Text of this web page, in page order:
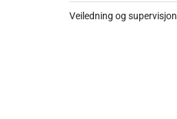
Veiledning og supervisjon